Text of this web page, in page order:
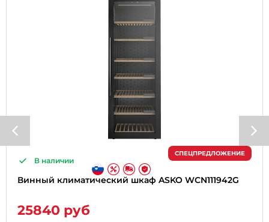
В наличии
СПЕЦПРЕДЛОЖЕНИЕ
Винный климатический шкаф ASKO WCN111942G
25840 руб